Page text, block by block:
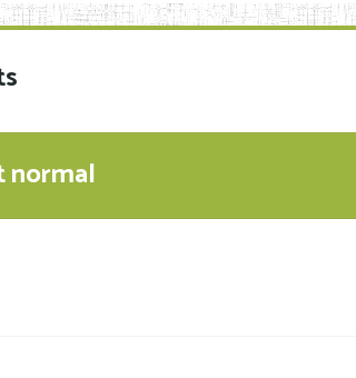
Organigramme
normal